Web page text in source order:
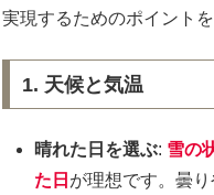
実現するためのポイントを
1. 天候と気温
晴れた日を選ぶ: 雪の
た日 が理想です。曇